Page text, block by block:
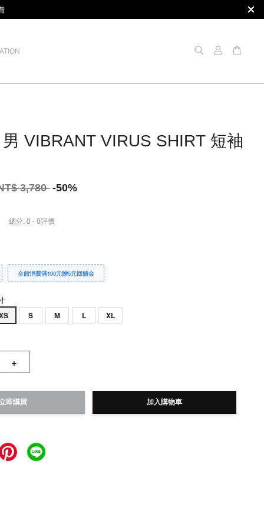
VIBRANT VIRUS SHIRT 短袖
3,780 -50%
總分:0 -0評價
全館消費滿100元贈5元回饋金
S M L XL
+
即購買 加入購物車